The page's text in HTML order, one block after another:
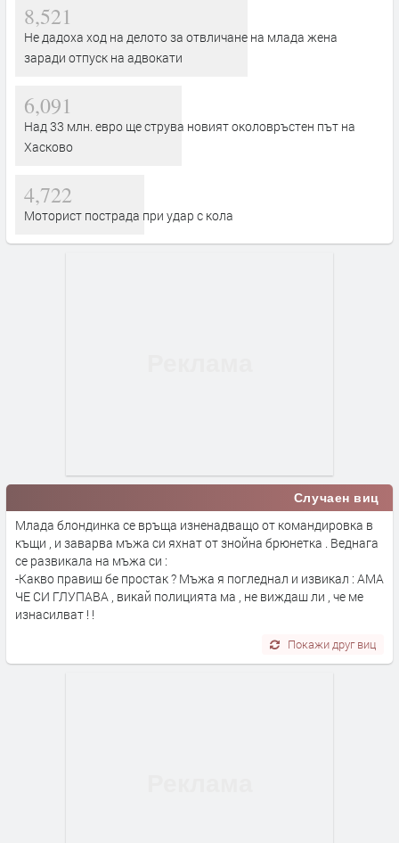
8,521
Не дадоха ход на делото за отвличане на млада жена
заради отпуск на адвокати
6,091
Над 33 млн. евро ще струва новият околовръстен път на
Хасково
4,722
Моторист пострада при удар с кола
Случаен виц
Млада блондинка се връща изненадващо от командировка в
къщи , и заварва мъжа си яхнат от знойна брюнетка . Веднага
се развикала на мъжа си :
-Какво правиш бе простак ? Мъжа я погледнал и извикал : АМА
ЧЕ СИ ГЛУПАВА , викай полицията ма , не виждаш ли , че ме
изнасилват ! !
Покажи друг виц